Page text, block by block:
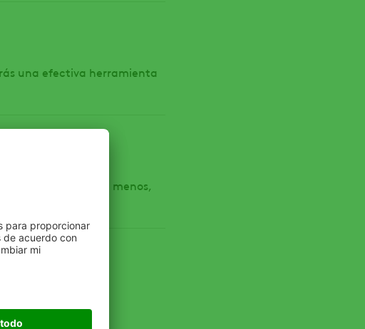
una efectiva herramienta
producir más con menos,
Y